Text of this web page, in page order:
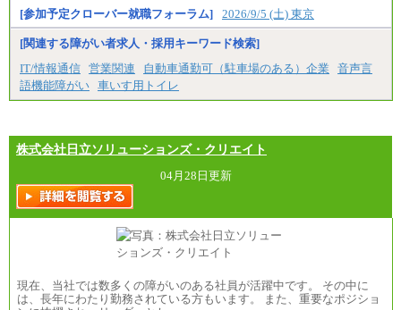
[参加予定クローバー就職フォーラム] 2026/9/5 (土) 東京
[関連する障がい者求人・採用キーワード検索]
IT/情報通信 営業関連 自動車通勤可（駐車場のある）企業
音声言
語機能障がい 車いす用トイレ
株式会社日立ソリューションズ・クリエイト
04月28日更新
現在、当社では数多くの障がいのある社員が活躍中です。 その中に
は、長年にわたり勤務されている方もいます。 また、重要なポジショ